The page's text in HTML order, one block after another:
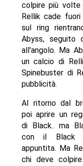
colpire più volte
Rellik cade
sul ring
Abyss, seguito
all'angolo. Ma
un calcio di
Spinebuster di
pubblicità.
Al ritorno dal
poi aprire un
di Black.. ma
con il Black
appuntita. Ma
chi deve